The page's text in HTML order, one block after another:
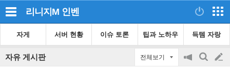
리니지M 인벤
자게 서버 현황 이슈 토론 팁과 노하우 득템 자랑
자유 게시판 전체보기
공
검